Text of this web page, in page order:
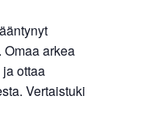
arkea
ottaa
Vertaistuki